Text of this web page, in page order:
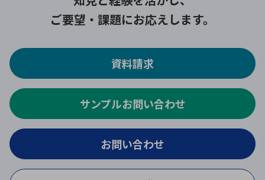
ご要望・課題にお応えします。
資料請求
サンプルお問い合わせ
お問い合わせ